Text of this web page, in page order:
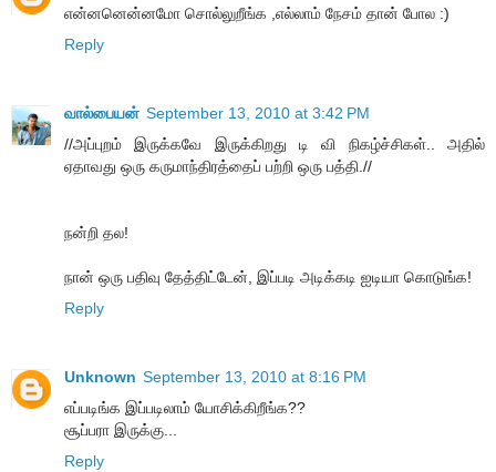
என்னனென்னமோ சொல்லுறீங்க ,எல்லாம் நேசம் தான் போல :)
Reply
வால்பையன் September 13, 2010 at 3:42 PM
//அப்புறம் இருக்கவே இருக்கிறது டி வி நிகழ்ச்சிகள்.. அதில்
ஏதாவது ஒரு கருமாந்திரத்தைப் பற்றி ஒரு பத்தி.//
நன்றி தல!
நான் ஒரு பதிவு தேத்திட்டேன், இப்படி அடிக்கடி ஐடியா கொடுங்க!
Reply
Unknown September 13, 2010 at 8:16 PM
எப்படிங்க இப்படிலாம் யோசிக்கிறீங்க??
சூப்பரா இருக்கு...
Reply